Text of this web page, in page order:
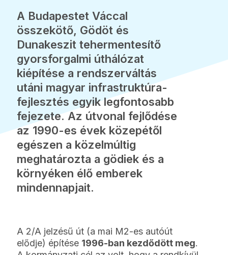
A Budapestet Váccal
összekötő, Gödöt és
Dunakeszit tehermentesítő
gyorsforgalmi úthálózat
kiépítése a rendszerváltás
utáni magyar infrastruktúra-
fejlesztés egyik legfontosabb
fejezete. Az útvonal fejlődése
az 1990-es évek közepétől
egészen a közelmúltig
meghatározta a gödiek és a
környéken élő emberek
mindennapjait.
A 2/A jelzésű út (a mai M2-es autóút
elődje) építése 1996-ban kezdődött meg.